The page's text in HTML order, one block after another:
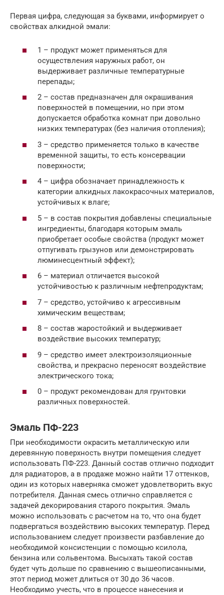
Первая цифра, следующая за буквами, информирует о
свойствах алкидной эмали:
1 – продукт может применяться для
осуществления наружных работ, он
выдерживает различные температурные
перепады;
2 – состав предназначен для окрашивания
поверхностей в помещении, но при этом
допускается обработка комнат при довольно
низких температурах (без наличия отопления);
3 – средство применяется только в качестве
временной защиты, то есть консервации
поверхности;
4 – цифра обозначает принадлежность к
категории алкидных лакокрасочных материалов,
устойчивых к влаге;
5 – в состав покрытия добавлены специальные
ингредиенты, благодаря которым эмаль
приобретает особые свойства (продукт может
отпугивать грызунов или демонстрировать
люминесцентный эффект);
6 – материал отличается высокой
устойчивостью к различным нефтепродуктам;
7 – средство, устойчиво к агрессивным
химическим веществам;
8 – состав жаростойкий и выдерживает
воздействие высоких температур;
9 – средство имеет электроизоляционные
свойства, и прекрасно переносят воздействие
электрического тока;
0 – продукт рекомендован для грунтовки
различных поверхностей.
Эмаль ПФ-223
При необходимости окрасить металлическую или
деревянную поверхность внутри помещения следует
использовать ПФ-223. Данный состав отлично подходит
для радиаторов, а в продаже можно найти 17 оттенков,
один из которых наверняка сможет удовлетворить вкус
потребителя. Данная смесь отлично справляется с
задачей декорирования старого покрытия. Эмаль
можно использовать с расчетом на то, что она будет
подвергаться воздействию высоких температур. Перед
использованием следует произвести разбавление до
необходимой консистенции с помощью ксилола,
бензина или сольвентома. Высыхать такой состав
будет чуть дольше по сравнению с вышеописанными,
этот период может длиться от 30 до 36 часов.
Необходимо учесть, что в процессе нанесения и